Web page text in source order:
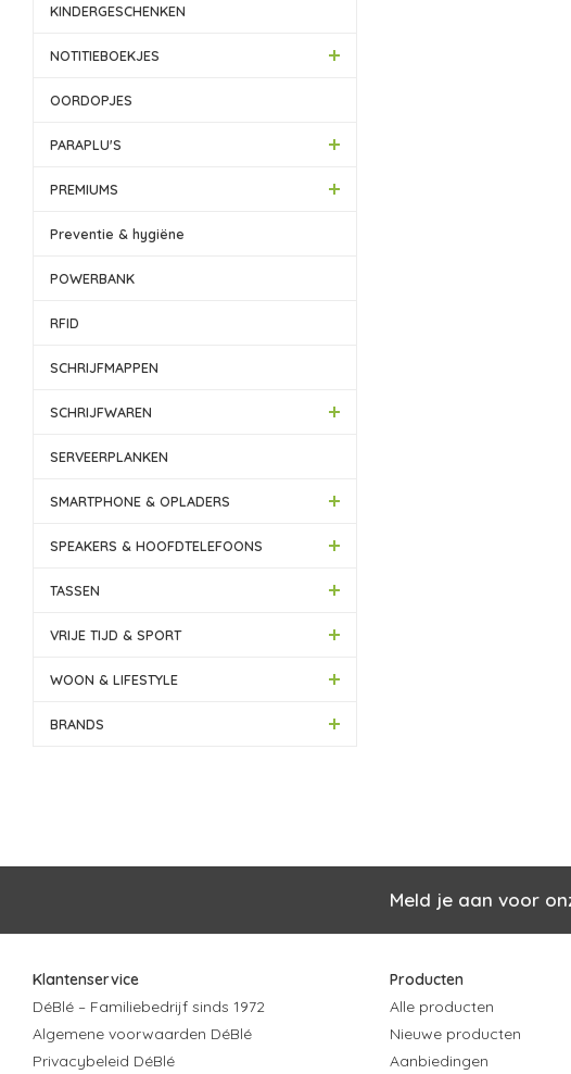
KINDERGESCHENKEN
NOTITIEBOEKJES
OORDOPJES
PARAPLU'S
PREMIUMS
Preventie & hygiëne
POWERBANK
RFID
SCHRIJFMAPPEN
SCHRIJFWAREN
SERVEERPLANKEN
SMARTPHONE & OPLADERS
SPEAKERS & HOOFDTELEFOONS
TASSEN
VRIJE TIJD & SPORT
WOON & LIFESTYLE
BRANDS
Meld je aan voor
Klantenservice
DéBlé – Familiebedrijf sinds 1972
Algemene voorwaarden DéBlé
Privacybeleid DéBlé
Producten
Alle producten
Nieuwe producten
Aanbiedingen